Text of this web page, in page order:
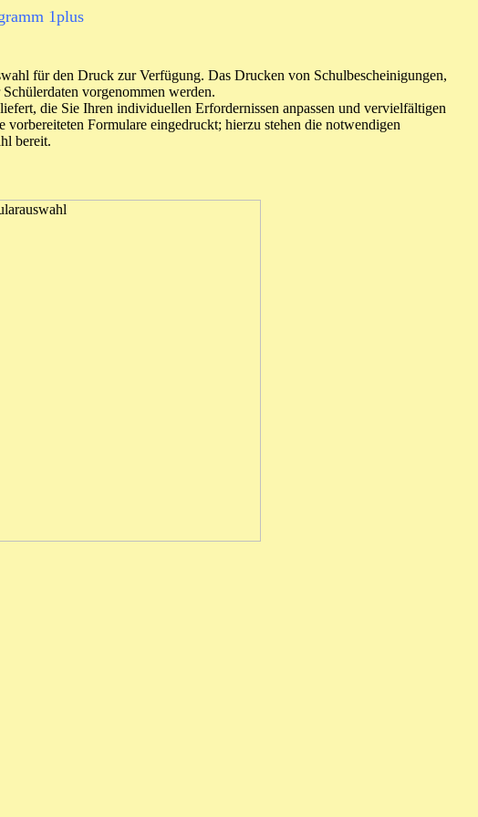
1plus
für den Druck zur Verfügung. Das Drucken von Schulbescheinigungen,
vorgenommen werden.
die Sie Ihren individuellen Erfordernissen anpassen und vervielfältigen
Formulare eingedruckt; hierzu stehen die notwendigen
bereit.